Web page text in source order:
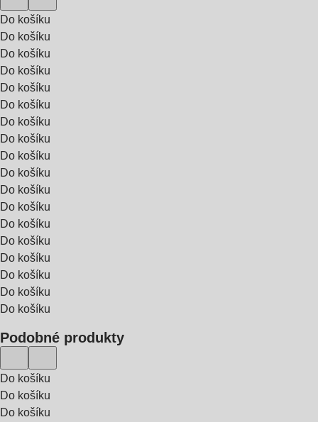
Do košíku
Do košíku
Do košíku
Do košíku
Do košíku
Do košíku
Do košíku
Do košíku
Do košíku
Do košíku
Do košíku
Do košíku
Do košíku
Do košíku
Do košíku
Do košíku
Do košíku
Do košíku
Podobné produkty
Do košíku
Do košíku
Do košíku